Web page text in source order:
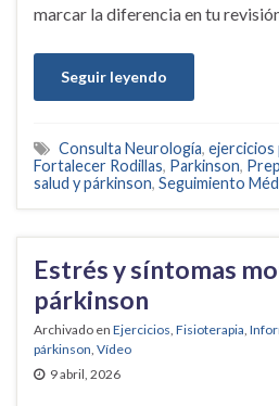
marcar la diferencia en tu
Seguir leyendo
Consulta Neurología, ejercicios
Fortalecer Rodillas, Parkinson,
salud y párkinson, Seguimiento
Estrés y síntomas
párkinson
Archivado en Ejercicios, Fisioterapia,
párkinson, Vídeo
9 abril, 2026